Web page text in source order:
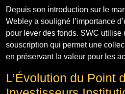
Depuis son introduction sur le
Webley a souligné l’importance
pour lever des fonds. SWC utilise
souscription qui permet une
en préservant la valeur pour les
L’Évolution du Point